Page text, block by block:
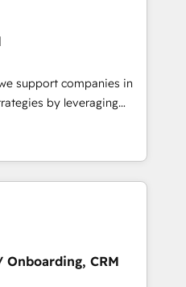
🔹 BOOMS:
With BOOMS,
buyers, accelerating your
as an undisputed
designed to
and optimize your
our growth-first
dominate their
support companies in
by leveraging
their marketing and
growth. Our offer spans
We specialize in CRM
web design, sales
with tech companies
we are committed to
developing their
HubSpot through
CRM